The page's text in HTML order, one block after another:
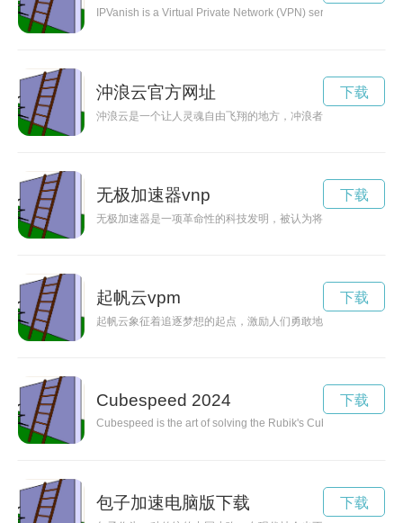
IPVanish is a Virtual Private Network (VPN) service that
沖浪云官方网址
沖浪云是一个让人灵魂自由飞翔的地方，冲浪者们在这里追逐
下载
无极加速器vnp
无极加速器是一项革命性的科技发明，被认为将彻底改变人类
下载
起帆云vpm
起帆云象征着追逐梦想的起点，激励人们勇敢地追求自己的目
下载
Cubespeed 2024
Cubespeed is the art of solving the Rubik's Cube as quickly
下载
包子加速电脑版下载 下载